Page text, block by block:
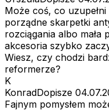
Może coś, co
porządne skarpetki
rozciągania albo mała
akcesoria szybko
Wiesz, czy chodzi
reformerze?
K
KonradDopisze
Fajnym pomysłem